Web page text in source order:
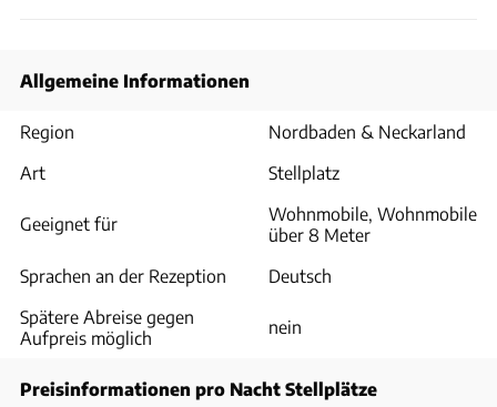
Allgemeine Informationen
Region
Nordbaden & Neckarland
Art
Stellplatz
Geeignet für
Wohnmobile, Wohnmobile
über 8 Meter
Sprachen an der Rezeption
Deutsch
Spätere Abreise gegen
Aufpreis möglich
nein
Preisinformationen pro Nacht Stellplätze